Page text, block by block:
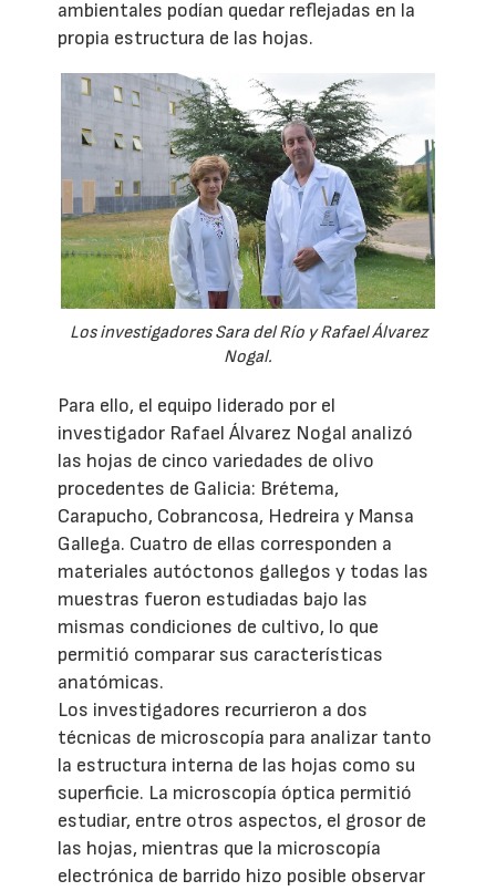
ambientales podían quedar reflejadas en la
propia estructura de las hojas.
Los investigadores Sara del Río y Rafael Álvarez
Nogal.
Para ello, el equipo liderado por el
investigador Rafael Álvarez Nogal analizó
las hojas de cinco variedades de olivo
procedentes de Galicia: Brétema,
Carapucho, Cobrancosa, Hedreira y Mansa
Gallega. Cuatro de ellas corresponden a
materiales autóctonos gallegos y todas las
muestras fueron estudiadas bajo las
mismas condiciones de cultivo, lo que
permitió comparar sus características
anatómicas.
Los investigadores recurrieron a dos
técnicas de microscopía para analizar tanto
la estructura interna de las hojas como su
superficie. La microscopía óptica permitió
estudiar, entre otros aspectos, el grosor de
las hojas, mientras que la microscopía
electrónica de barrido hizo posible observar